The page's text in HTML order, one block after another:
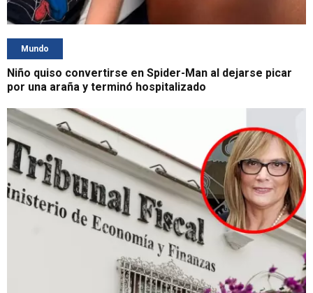
Mundo
Niño quiso convertirse en Spider-Man al dejarse picar
por una araña y terminó hospitalizado